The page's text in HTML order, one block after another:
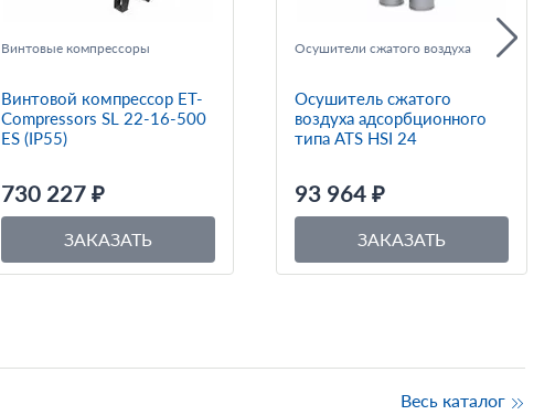
Винтовые компрессоры
Винтовой компрессор ET-
Compressors SL 22-16-500
ES (IP55)
730 227 ₽
ЗАКАЗАТЬ
Осушители сжатого воздуха
Осушитель сжатого
воздуха адсорбционного
типа ATS HSI 24
93 964 ₽
ЗАКАЗАТЬ
Весь каталог